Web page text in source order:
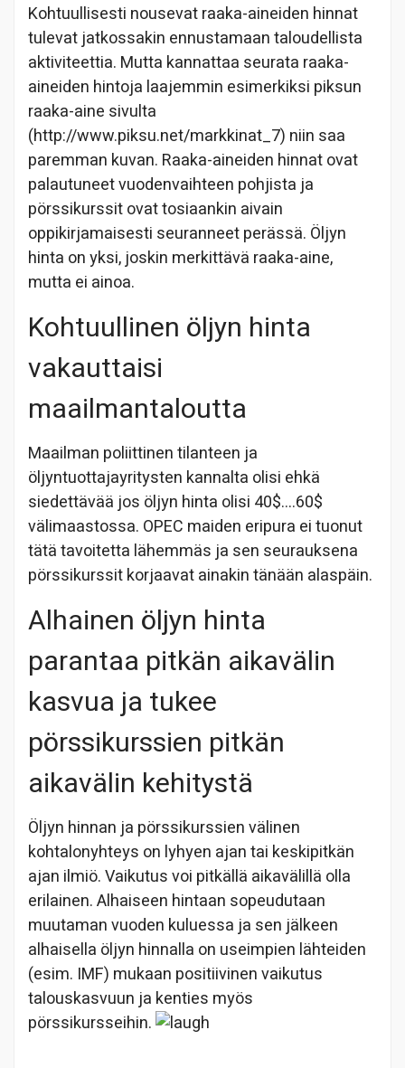
Kohtuullisesti nousevat raaka-aineiden hinnat
tulevat jatkossakin ennustamaan taloudellista
aktiviteettia. Mutta kannattaa seurata raaka-
aineiden hintoja laajemmin esimerkiksi piksun
raaka-aine sivulta
(http://www.piksu.net/markkinat_7) niin saa
paremman kuvan. Raaka-aineiden hinnat ovat
palautuneet vuodenvaihteen pohjista ja
pörssikurssit ovat tosiaankin aivain
oppikirjamaisesti seuranneet perässä. Öljyn
hinta on yksi, joskin merkittävä raaka-aine,
mutta ei ainoa.
Kohtuullinen öljyn hinta
vakauttaisi
maailmantaloutta
Maailman poliittinen tilanteen ja
öljyntuottajayritysten kannalta olisi ehkä
siedettävää jos öljyn hinta olisi 40$….60$
välimaastossa. OPEC maiden eripura ei tuonut
tätä tavoitetta lähemmäs ja sen seurauksena
pörssikurssit korjaavat ainakin tänään alaspäin.
Alhainen öljyn hinta
parantaa pitkän aikavälin
kasvua ja tukee
pörssikurssien pitkän
aikavälin kehitystä
Öljyn hinnan ja pörssikurssien välinen
kohtalonyhteys on lyhyen ajan tai keskipitkän
ajan ilmiö. Vaikutus voi pitkällä aikavälillä olla
erilainen. Alhaiseen hintaan sopeudutaan
muutaman vuoden kuluessa ja sen jälkeen
alhaisella öljyn hinnalla on useimpien lähteiden
(esim. IMF) mukaan positiivinen vaikutus
talouskasvuun ja kenties myös
pörssikursseihin.